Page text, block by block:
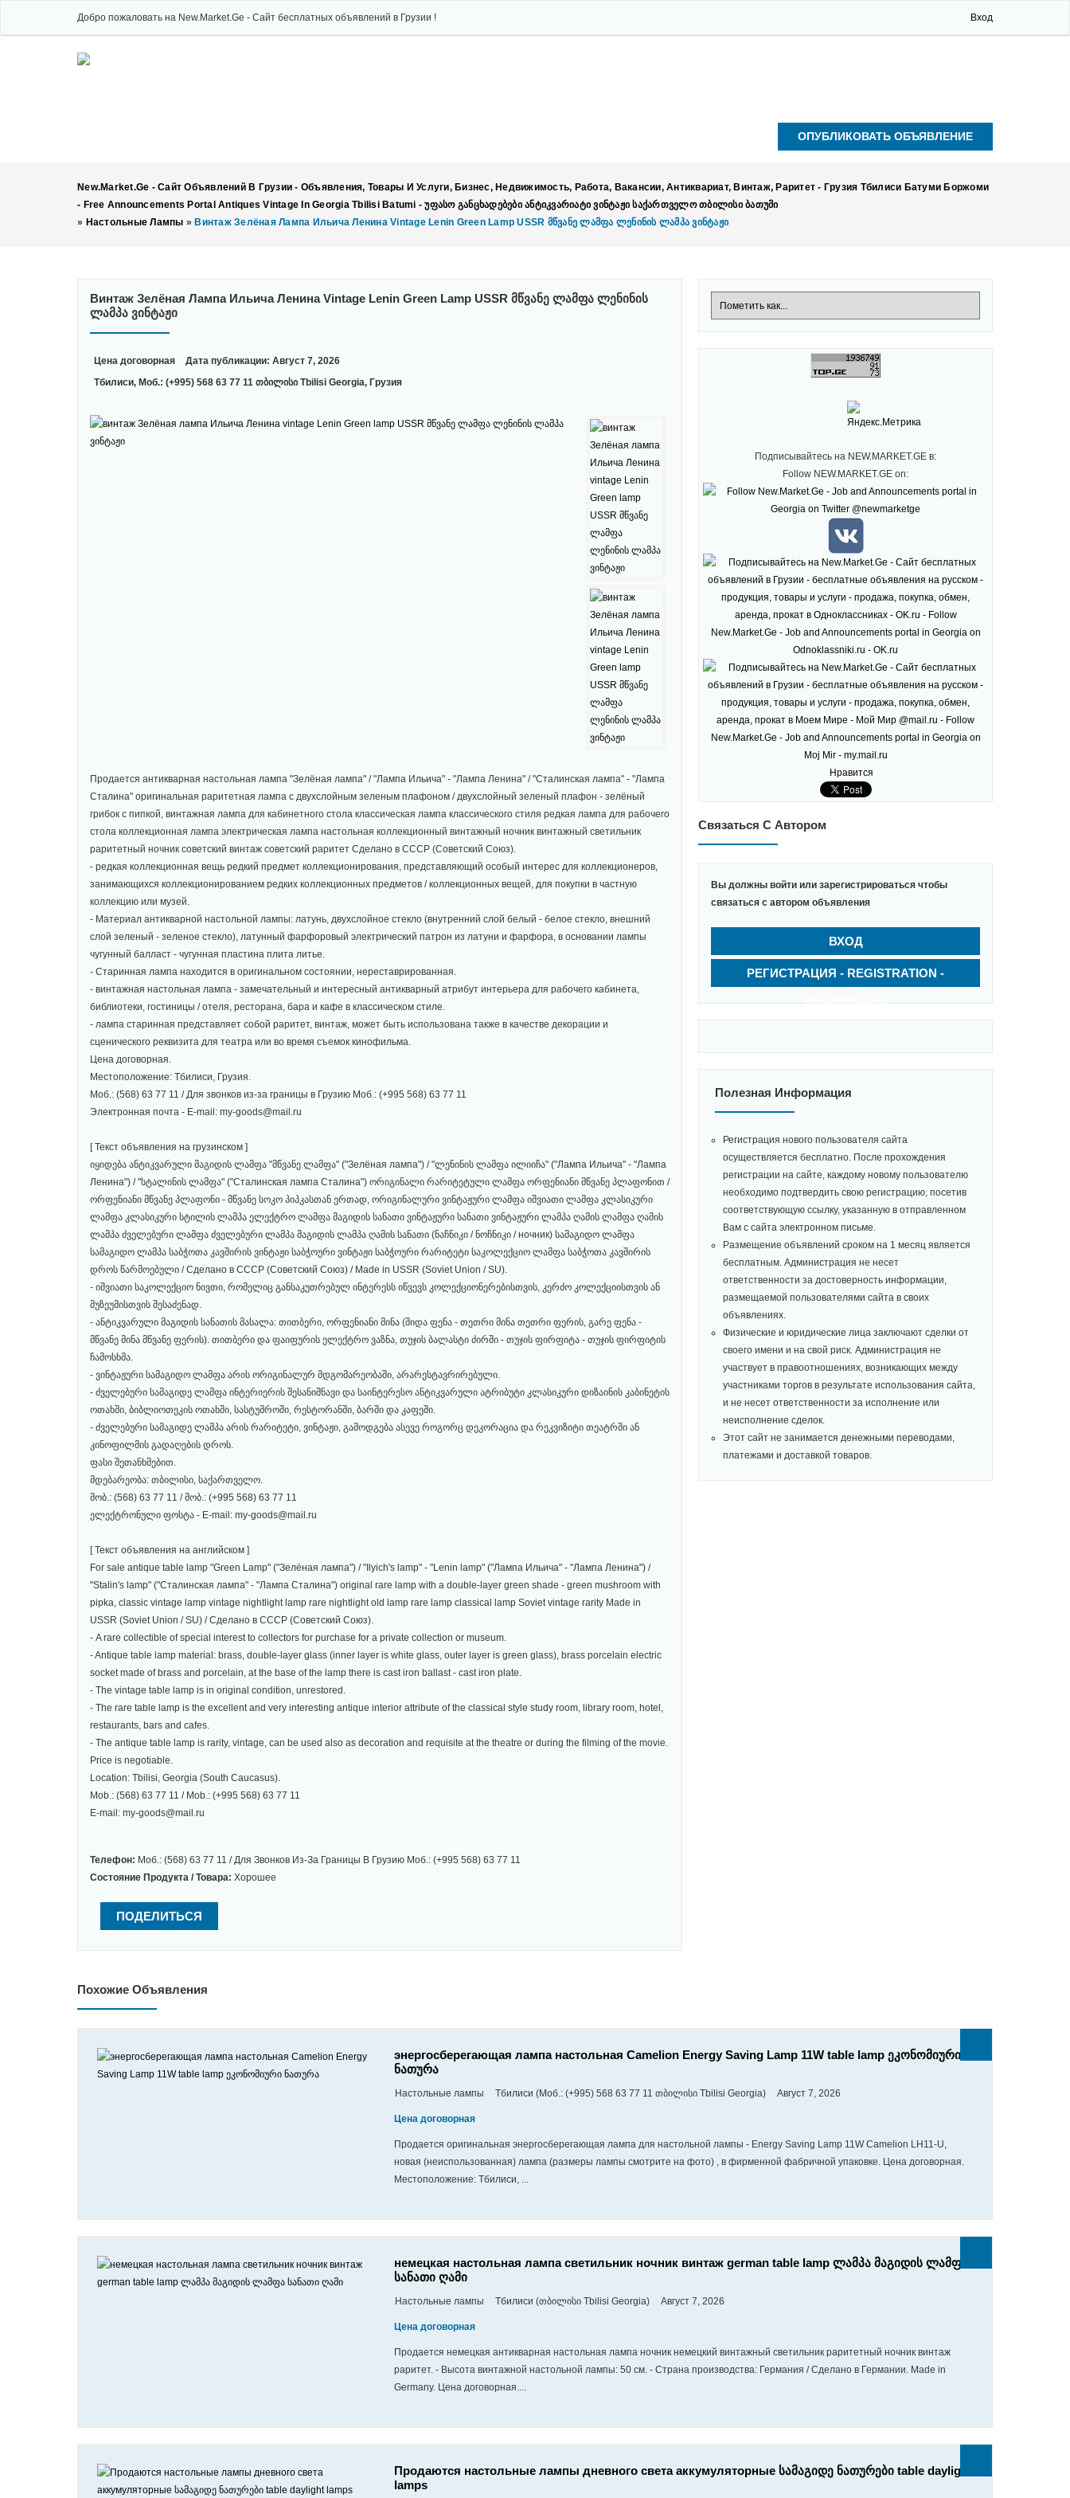
Добро пожаловать на New.Market.Ge - Сайт бесплатных объявлений в Грузии ! Вход
ОПУБЛИКОВАТЬ ОБЪЯВЛЕНИЕ
New.Market.Ge - Сайт Объявлений В Грузии - Объявления, Товары И Услуги, Бизнес, Недвижимость, Работа, Вакансии, Антиквариат, Винтаж, Раритет - Грузия Тбилиси Батуми Боржоми
- Free Announcements Portal Antiques Vintage In Georgia Tbilisi Batumi - Უფასო Განცხადებები Ანტიკვარიატი Ვინტაჟი Საქართველო Თბილისი Ბათუმი
» Настольные Лампы » Винтаж Зелёная Лампа Ильича Ленина Vintage Lenin Green Lamp USSR Მწვანე Ლამფა Ლენინის Ლამპა Ვინტაჟი
Винтаж Зелёная Лампа Ильича Ленина Vintage Lenin Green Lamp USSR Მწვანე Ლამფა Ლენინის
Ლამპა Ვინტაჟი
Цена договорная
Дата публикации: Август 7, 2026
Тбилиси, Моб.: (+995) 568 63 77 11 თბილისი Tbilisi Georgia, Грузия
Продается антикварная настольная лампа "Зелёная лампа" / "Лампа Ильича" - "Лампа Ленина" / "Сталинская лампа" - "Лампа
Сталина" оригинальная раритетная лампа c двухслойным зеленым плафоном / двухслойный зеленый плафон - зелёный
грибок с пипкой, винтажная лампа для кабинетного стола классическая лампа классического стиля редкая лампа для рабочего
стола коллекционная лампа электрическая лампа настольная коллекционный винтажный ночник винтажный светильник
раритетный ночник советский винтаж советский раритет Сделано в СССР (Советский Союз).
- редкая коллекционная вещь редкий предмет коллекционирования, представляющий особый интерес для коллекционеров,
занимающихся коллекционированием редких коллекционных предметов / коллекционных вещей, для покупки в частную
коллекцию или музей.
- Материал антикварной настольной лампы: латунь, двухслойное стекло (внутренний слой белый - белое стекло, внешний
слой зеленый - зеленое стекло), латунный фарфоровый электрический патрон из латуни и фарфора, в основании лампы
чугунный балласт - чугунная пластина плита литье.
- Старинная лампа находится в оригинальном состоянии, нереставрированная.
- винтажная настольная лампа - замечательный и интересный антикварный атрибут интерьера для рабочего кабинета,
библиотеки, гостиницы / отеля, ресторана, бара и кафе в классическом стиле.
- лампа старинная представляет собой раритет, винтаж, может быть использована также в качестве декорации и
сценического реквизита для театра или во время съемок кинофильма.
Цена договорная.
Местоположение: Тбилиси, Грузия.
Моб.: (568) 63 77 11 / Для звонков из-за границы в Грузию Моб.: (+995 568) 63 77 11
Электронная почта - E-mail: my-goods@mail.ru
[ Текст объявления на грузинском ]
იყიდება ანტიკვარული მაგიდის ლამფა "მწვანე ლამფა" ("Зелёная лампа") / "ლენინის ლამფა ილიიჩა" ("Лампа Ильича" - "Лампа
Ленина") / "სტალინის ლამფა" ("Сталинская лампа Сталина") ორიგინალი რარიტეტული ლამფა ორფენიანი მწვანე პლაფონით /
ორფენიანი მწვანე პლაფონი - მწვანე სოკო პიპკასთან ერთად, ორიგინალური ვინტაჟური ლამფა იშვიათი ლამფა კლასიკური
ლამფა კლასიკური სტილის ლამპა ელექტრო ლამფა მაგიდის სანათი ვინტაჟური სანათი ვინტაჟური ლამპა ღამის ლამფა ღამის
ლამპა ძველებური ლამფა ძველებური ლამპა მაგიდის ლამპა ღამის სანათი (ნაჩნიკი / ნოჩნიკი / ночник) სამაგიდო ლამფა
სამაგიდო ლამპა საბჭოთა კავშირის ვინტაჟი საბჭოური ვინტაჟი საბჭოური რარიტეტი საკოლექციო ლამფა საბჭოთა კავშირის
დროს წარმოებული / Сделано в СССР (Советский Союз) / Made in USSR (Soviet Union / SU).
- იშვიათი საკოლექციო ნივთი, რომელიც განსაკუთრებულ ინტერესს იწვევს კოლექციონერებისთვის, კერძო კოლექციისთვის ან
მუზეუმისთვის შესაძენად.
- ანტიკვარული მაგიდის სანათის მასალა: თითბერი, ორფენიანი მინა (შიდა ფენა - თეთრი მინა თეთრი ფერის, გარე ფენა -
მწვანე მინა მწვანე ფერის). თითბერი და ფაიფურის ელექტრო ვაზნა, თუჯის ბალასტი ძირში - თუჯის ფირფიტა - თუჯის ფირფიტის
ჩამოსხმა.
- ვინტაჟური სამაგიდო ლამფა არის ორიგინალურ მდგომარეობაში, არარესტავრირებული.
- ძველებური სამაგიდე ლამფა ინტერიერის შესანიშნავი და საინტერესო ანტიკვარული ატრიბუტი კლასიკური დიზაინის კაბინეტის
ოთახში, ბიბლიოთეკის ოთახში, სასტუმროში, რესტორანში, ბარში და კაფეში.
- ძველებური სამაგიდე ლამპა არის რარიტეტი, ვინტაჟი, გამოდგება ასევე როგორც დეკორაცია და რეკვიზიტი თეატრში ან
კინოფილმის გადაღების დროს.
ფასი შეთანხმებით.
მდებარეობა: თბილისი, საქართველო.
მობ.: (568) 63 77 11 / მობ.: (+995 568) 63 77 11
ელექტრონული ფოსტა - E-mail: my-goods@mail.ru
[ Текст объявления на английском ]
For sale antique table lamp "Green Lamp" ("Зелёная лампа") / "Ilyich's lamp" - "Lenin lamp" ("Лампа Ильича" - "Лампа Ленина") /
"Stalin's lamp" ("Сталинская лампа" - "Лампа Сталина") original rare lamp with a double-layer green shade - green mushroom with
pipka, classic vintage lamp vintage nightlight lamp rare nightlight old lamp rare lamp classical lamp Soviet vintage rarity Made in
USSR (Soviet Union / SU) / Сделано в СССР (Советский Союз).
- A rare collectible of special interest to collectors for purchase for a private collection or museum.
- Antique table lamp material: brass, double-layer glass (inner layer is white glass, outer layer is green glass), brass porcelain electric
socket made of brass and porcelain, at the base of the lamp there is cast iron ballast - cast iron plate.
- The vintage table lamp is in original condition, unrestored.
- The rare table lamp is the excellent and very interesting antique interior attribute of the classical style study room, library room, hotel,
restaurants, bars and cafes.
- The antique table lamp is rarity, vintage, can be used also as decoration and requisite at the theatre or during the filming of the movie.
Price is negotiable.
Location: Tbilisi, Georgia (South Caucasus).
Mob.: (568) 63 77 11 / Mob.: (+995 568) 63 77 11
E-mail: my-goods@mail.ru
Телефон: Моб.: (568) 63 77 11 / Для Звонков Из-За Границы В Грузию Моб.: (+995 568) 63 77 11
Состояние Продукта / Товара: Хорошее
ПОДЕЛИТЬСЯ
Подписывайтесь на NEW.MARKET.GE в:
Follow NEW.MARKET.GE on:
Нравится
Связаться С Автором
Вы должны войти или зарегистрироваться чтобы
связаться с автором объявления
ВХОД
РЕГИСТРАЦИЯ - REGISTRATION -
Полезная Информация
Регистрация нового пользователя сайта
осуществляется бесплатно. После прохождения
регистрации на сайте, каждому новому пользователю
необходимо подтвердить свою регистрацию, посетив
соответствующую ссылку, указанную в отправленном
Вам с сайта электронном письме.
Размещение объявлений сроком на 1 месяц является
бесплатным. Администрация не несет
ответственности за достоверность информации,
размещаемой пользователями сайта в своих
объявлениях.
Физические и юридические лица заключают сделки от
своего имени и на свой риск. Администрация не
участвует в правоотношениях, возникающих между
участниками торгов в результате использования сайта,
и не несет ответственности за исполнение или
неисполнение сделок.
Этот сайт не занимается денежными переводами,
платежами и доставкой товаров.
Похожие Объявления
энергосберегающая лампа настольная Camelion Energy Saving Lamp 11W table lamp ეკონომიური
ნათურა
Настольные лампы Тбилиси (Моб.: (+995) 568 63 77 11 თბილისი Tbilisi Georgia) Август 7, 2026
Цена договорная
Продается оригинальная энергосберегающая лампа для настольной лампы - Energy Saving Lamp 11W Camelion LH11-U,
новая (неиспользованная) лампа (размеры лампы смотрите на фото) , в фирменной фабричной упаковке. Цена договорная.
Местоположение: Тбилиси, ...
немецкая настольная лампа светильник ночник винтаж german table lamp ლამპა მაგიდის ლამფა
სანათი ღამი
Настольные лампы Тбилиси (თბილისი Tbilisi Georgia) Август 7, 2026
Цена договорная
Продается немецкая антикварная настольная лампа ночник немецкий винтажный светильник раритетный ночник винтаж
раритет. - Высота винтажной настольной лампы: 50 см. - Страна производства: Германия / Сделано в Германии. Made in
Germany. Цена договорная....
Продаются настольные лампы дневного света аккумуляторные სამაგიდე ნათურები table daylight
lamps